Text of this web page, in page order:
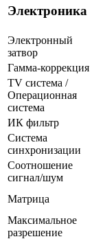
Электроника
Электронный
затвор
Гамма-коррекция
TV система /
Операционная
система
ИК фильтр
Система
синхронизации
Соотношение
сигнал/шум
Матрица
Максимальное
разрешение